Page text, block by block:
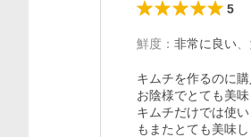
5
鮮度 ： 非常に良い
キムチを作るのに購
お陰様でとても美
キムチだけでは使
もまたとても美味